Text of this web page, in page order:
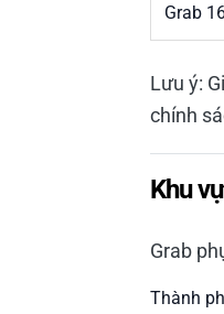
Grab
Lưu ý:
chính
Khu
Grab
Thành